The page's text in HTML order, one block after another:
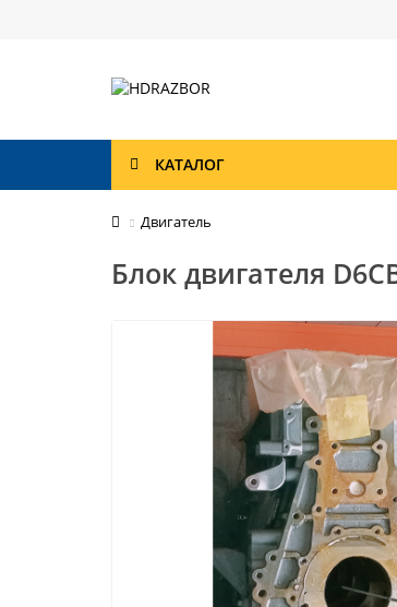
КАТАЛОГ
Двигатель
Блок двигателя